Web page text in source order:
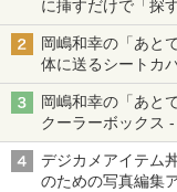
に挿すだけで「探
岡嶋和幸の「あと
体に送るシートカ
岡嶋和幸の「あと
クーラーボックス
デジカメアイテム
のための写真編集